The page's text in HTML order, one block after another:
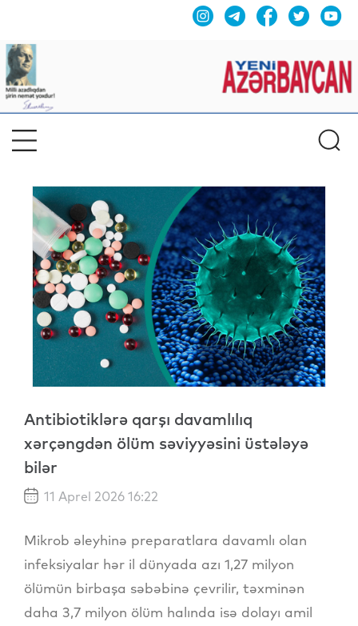
Antibiotiklərə qarşı davamlılıq
xərçəngdən ölüm səviyyəsini üstələyə
bilər
11 Aprel 2026 16:22
Mikrob əleyhinə preparatlara davamlı olan
infeksiyalar hər il dünyada azı 1,27 milyon
ölümün birbaşa səbəbinə çevrilir, təxminən
daha 3,7 milyon ölüm halında isə dolayı amil